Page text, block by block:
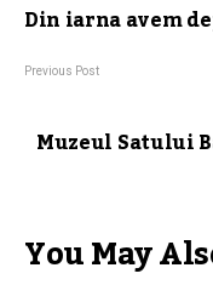
Din iarna avem
Previous Post
Muzeul Satului
You May